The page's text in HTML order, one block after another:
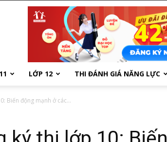
LỚP 12 THI ĐÁNH GIÁ NĂNG LỰC
Biến động mạnh ở các...